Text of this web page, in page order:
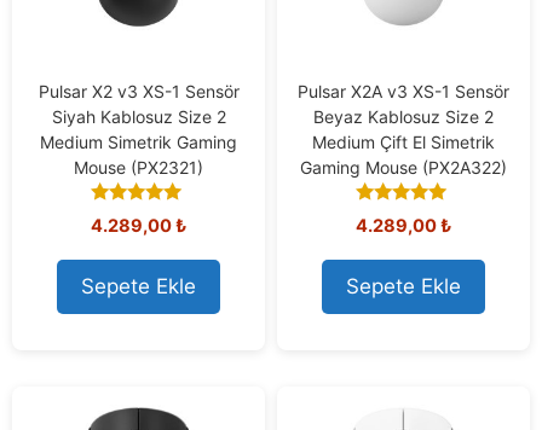
Pulsar X2 v3 XS-1 Sensör
Siyah Kablosuz Size 2
Medium Simetrik Gaming
Mouse (PX2321)
5.00
out of 5
4.289,00₺
Sepete Ekle
Pulsar X2A v3 XS-1 Sensör
Beyaz Kablosuz Size 2
Medium Çift El Simetrik
Gaming Mouse (PX2A322)
5.00
out of 5
4.289,00₺
Sepete Ekle